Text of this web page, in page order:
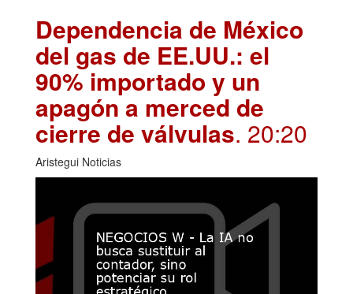
Dependencia de México
del gas de EE.UU.: el
90% importado y un
apagón a merced de
cierre de válvulas. 20:20
Aristegui Noticias